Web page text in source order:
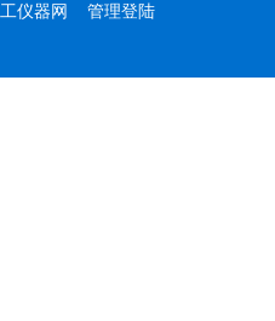
工仪器网
管理登陆